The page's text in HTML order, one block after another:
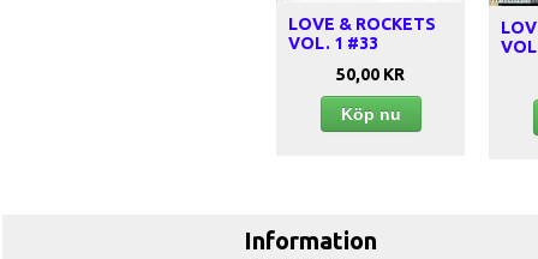
LOVE & ROCKETS
VOL. 1 #33
50,00 KR
Köp nu
Information